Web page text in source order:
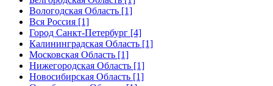
Вологодская Область [1]
Вся Россия [1]
Город Санкт-Петербург [4]
Калининградская Область [1]
Московская Область [1]
Нижегородская Область [1]
Новосибирская Область [1]